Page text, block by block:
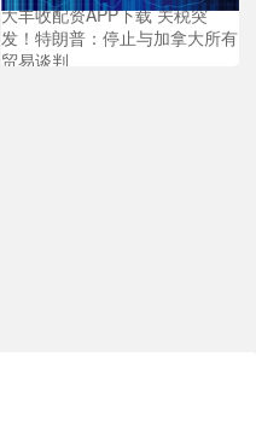
大丰收配资APP下载 关税突
发！特朗普：停止与加拿大所有
贸易谈判